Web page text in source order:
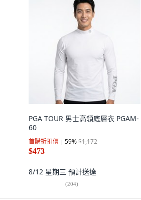
PGA TOUR 男士高領底層衣 PGAM-
60
首購折扣價 59%$1,172
$473
8/12 星期三 預計送達
(204)